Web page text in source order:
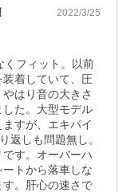
2022/3/25
くフィット。以前
着していて、圧
はり音の大きさ
た。大型モデル
すが、エキパイ
返しも問題無し。
す。オーバーハ
トから落車しな
。肝心の速さで